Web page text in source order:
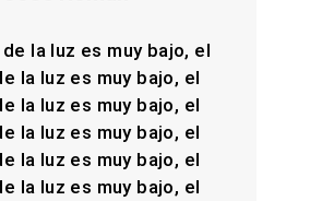
la luz es muy bajo, el
la luz es muy bajo, el
la luz es muy bajo, el
la luz es muy bajo, el
la luz es muy bajo, el
la luz es muy bajo, el